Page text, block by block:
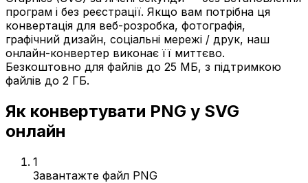
програм і без реєстрації. Якщо вам потрібна ця
конвертація для веб-розробка, фотографія,
графічний дизайн, соціальні мережі / друк, наш
онлайн-конвертер виконає її миттєво.
Безкоштовно для файлів до 25 МБ, з підтримкою
файлів до 2 ГБ.
Як конвертувати PNG у SVG
онлайн
1
Завантажте файл PNG